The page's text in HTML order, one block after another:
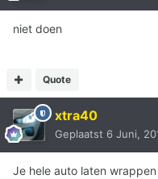
niet doen
Quote
xtra40
Geplaatst 6 Juni,
Je hele auto laten